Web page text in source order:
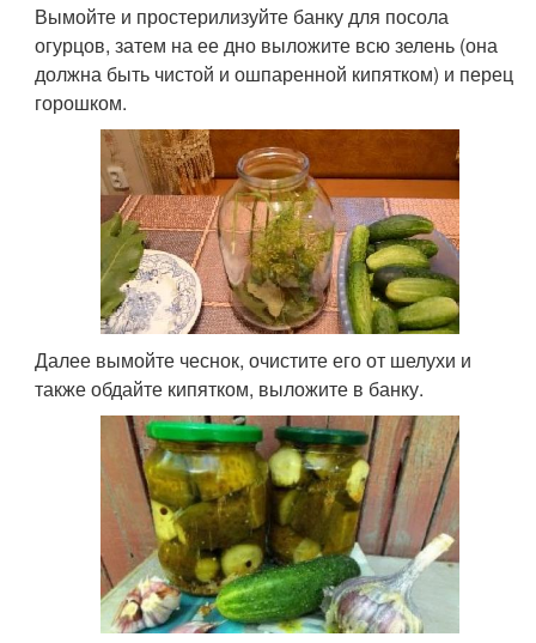
Вымойте и простерилизуйте банку для посола
огурцов, затем на ее дно выложите всю зелень (она
должна быть чистой и ошпаренной кипятком) и перец
горошком.
Далее вымойте чеснок, очистите его от шелухи и
также обдайте кипятком, выложите в банку.